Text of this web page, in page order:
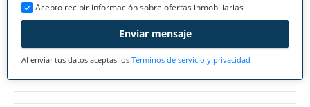
Acepto recibir información sobre ofertas inmobiliarias
Enviar mensaje
Al enviar tus datos aceptas los Términos de servicio y privacidad